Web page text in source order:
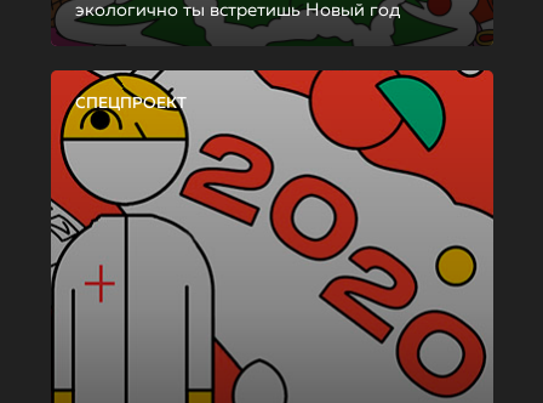
экологично ты встретишь Новый год
СПЕЦПРОЕКТ